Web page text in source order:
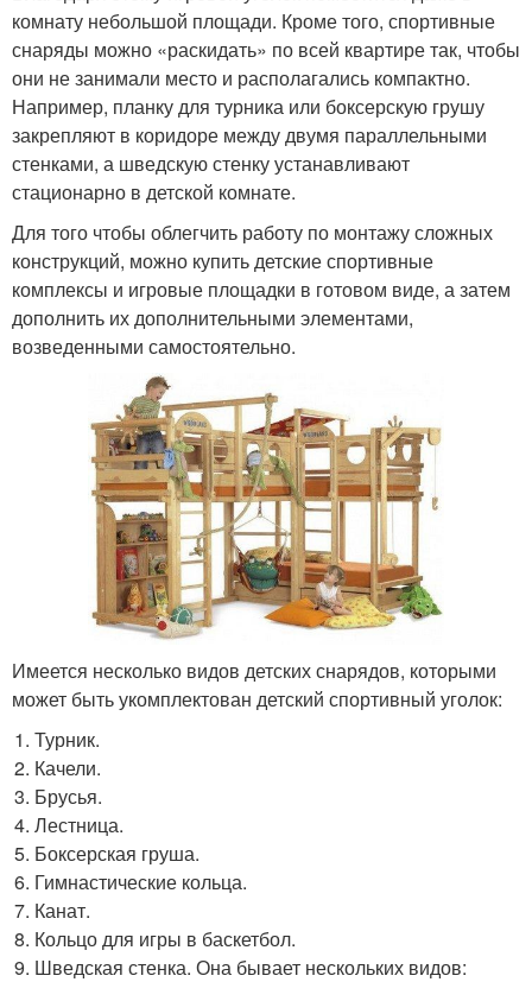
комнату небольшой площади. Кроме того, спортивные
снаряды можно «раскидать» по всей квартире так, чтобы
они не занимали место и располагались компактно.
Например, планку для турника или боксерскую грушу
закрепляют в коридоре между двумя параллельными
стенками, а шведскую стенку устанавливают
стационарно в детской комнате.
Для того чтобы облегчить работу по монтажу сложных
конструкций, можно купить детские спортивные
комплексы и игровые площадки в готовом виде, а затем
дополнить их дополнительными элементами,
возведенными самостоятельно.
Имеется несколько видов детских снарядов, которыми
может быть укомплектован детский спортивный уголок:
Турник.
Качели.
Брусья.
Лестница.
Боксерская груша.
Гимнастические кольца.
Канат.
Кольцо для игры в баскетбол.
Шведская стенка. Она бывает нескольких видов: